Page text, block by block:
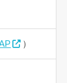
）